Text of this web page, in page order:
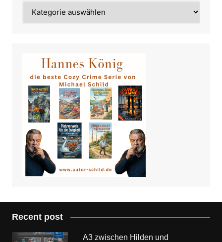
Recent post
A3 zwischen Hilden und